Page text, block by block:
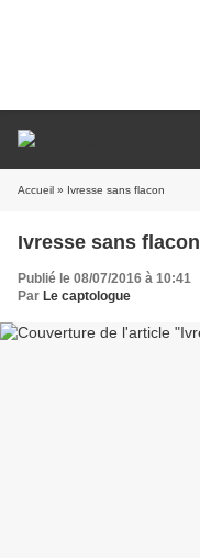
Accueil » Ivresse sans flacon
Ivresse sans flacon
Publié le 08/07/2016 à 10:41
Par Le captologue